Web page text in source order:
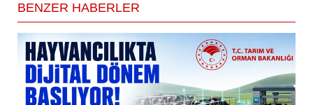
BENZER HABERLER